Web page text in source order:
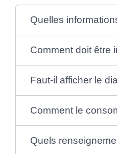
Quelles
Comment doit être
Faut-il afficher le
Comment le
Quels